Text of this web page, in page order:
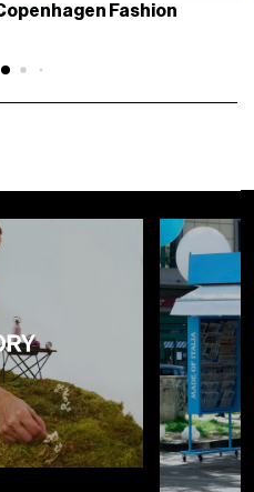
Fashion